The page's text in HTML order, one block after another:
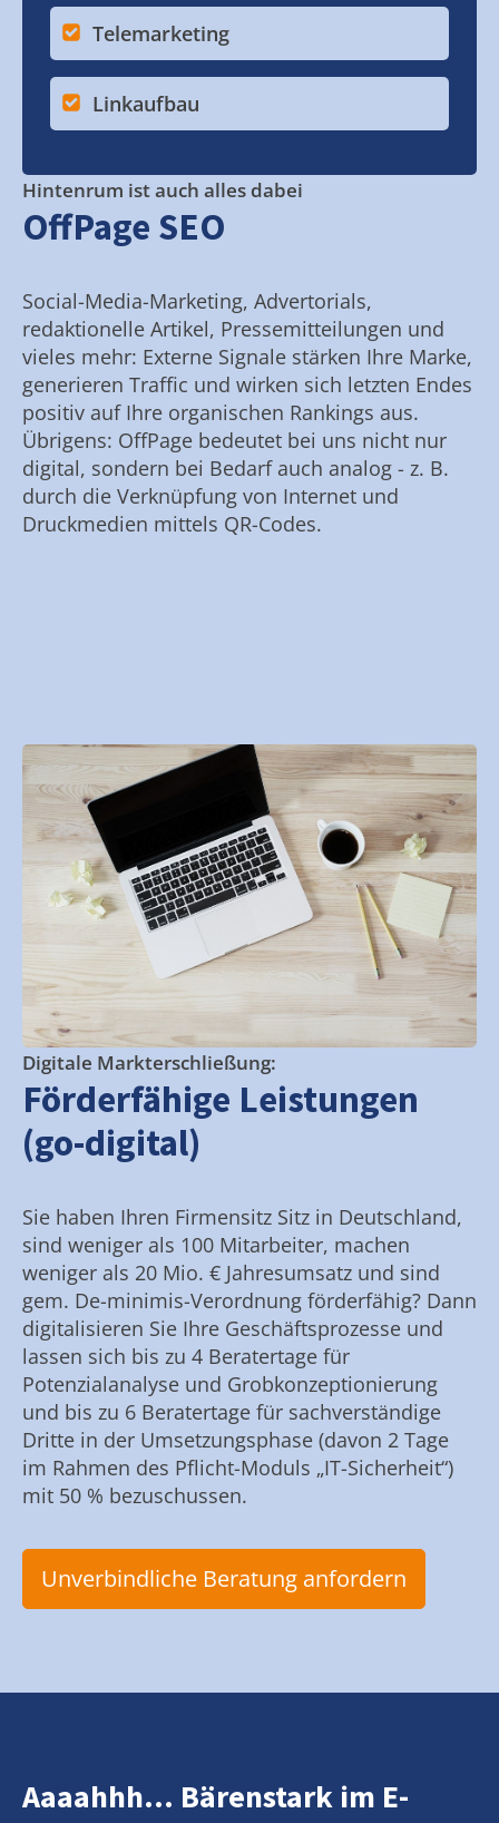
Telemarketing
Linkaufbau
Hintenrum ist auch alles dabei
OffPage SEO
Social-Media-Marketing, Advertorials,
redaktionelle Artikel, Pressemitteilungen und
vieles mehr: Externe Signale stärken Ihre Marke,
generieren Traffic und wirken sich letzten Endes
positiv auf Ihre organischen Rankings aus.
Übrigens: OffPage bedeutet bei uns nicht nur
digital, sondern bei Bedarf auch analog - z. B.
durch die Verknüpfung von Internet und
Druckmedien mittels QR-Codes.
Digitale Markterschließung:
Förderfähige Leistungen
(go-digital)
Sie haben Ihren Firmensitz Sitz in Deutschland,
sind weniger als 100 Mitarbeiter, machen
weniger als 20 Mio. € Jahresumsatz und sind
gem. De-minimis-Verordnung förderfähig? Dann
digitalisieren Sie Ihre Geschäftsprozesse und
lassen sich bis zu 4 Beratertage für
Potenzialanalyse und Grobkonzeptionierung
und bis zu 6 Beratertage für sachverständige
Dritte in der Umsetzungsphase (davon 2 Tage
im Rahmen des Pflicht-Moduls „IT-Sicherheit“)
mit 50 % bezuschussen.
Unverbindliche Beratung anfordern
Aaaahhh... Bärenstark im E-